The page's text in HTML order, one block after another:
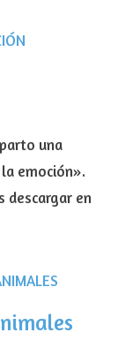
una
emoción».
descargar en